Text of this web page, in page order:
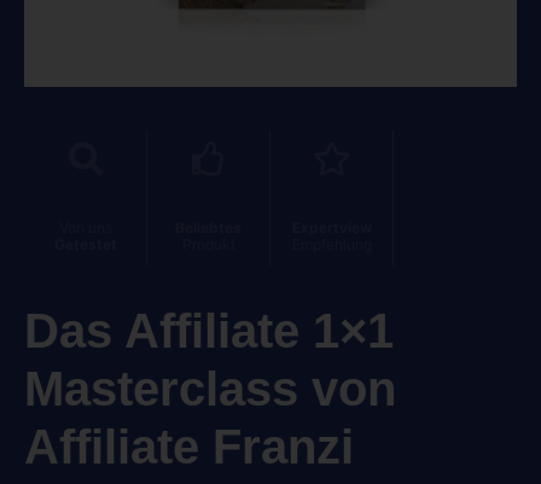
Das Affiliate 1×1
Masterclass von
Affiliate Franzi